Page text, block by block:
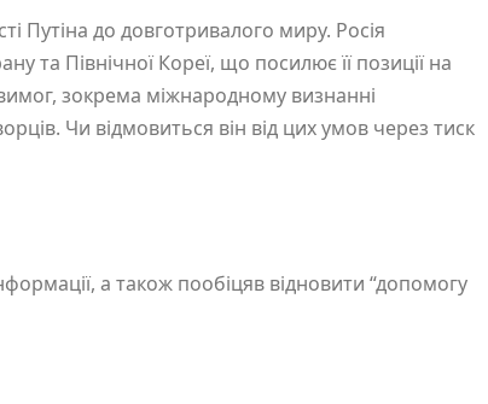
Путіна до довготривалого миру. Росія
та Північної Кореї, що посилює її позиції на
зокрема міжнародному визнанні
Чи відмовиться він від цих умов через тиск
а також пообіцяв відновити “допомогу